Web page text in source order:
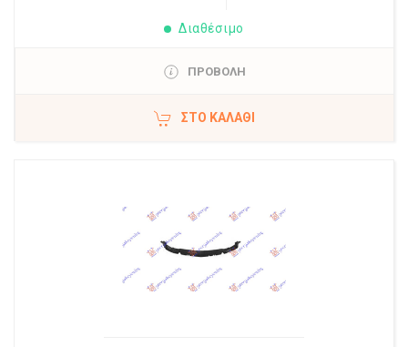
Διαθέσιμο
ΠΡΟΒΟΛΗ
ΣΤΟ ΚΑΛΆΘΙ